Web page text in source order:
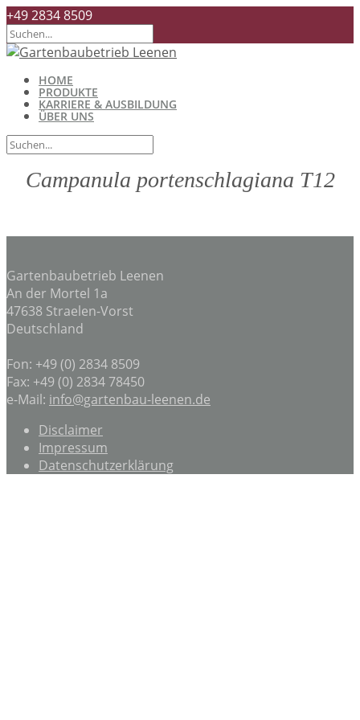
+49 2834 8509
HOME
PRODUKTE
KARRIERE & AUSBILDUNG
ÜBER UNS
Campanula portenschlagiana T12
Gartenbaubetrieb Leenen
An der Mortel 1a
47638 Straelen-Vorst
Deutschland
Fon: +49 (0) 2834 8509
Fax: +49 (0) 2834 78450
e-Mail: info@gartenbau-leenen.de
Disclaimer
Impressum
Datenschutzerklärung